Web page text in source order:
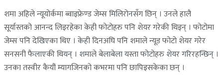
शमा अहिले न्यूयोर्कमा ब्वाइफ्रेण्ड जेम्स मिलिरोनसँग छिन् । उनले हालै
सूर्यास्तको आनन्द लिइरहेका केही फोटोहरु पनि शेयर गरेकी थिइन् । फोटोमा
जेम्स पनि देखिएका थिए । केही दिनअघि पनि शमाले न्यूड फोटो शेयर गरेर
सनसनी फैलाएकी थियन् । शमाले बेलाबेला यस्ता फोटोहरु शेयर गरिरहन्छिन् ।
उनका तस्वीर कैयौं म्यागजिनको कभरमा पनि छापिइसकेका छन् ।